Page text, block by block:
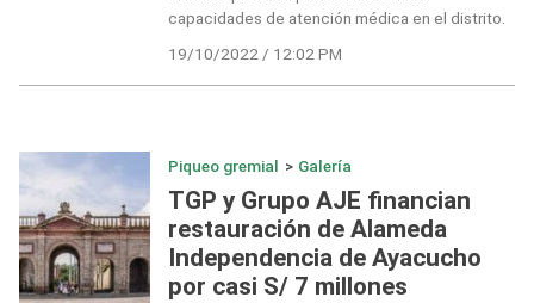
capacidades de atención médica en el distrito.
19/10/2022 / 12:02 PM
Piqueo gremial > Galería
TGP y Grupo AJE financian
restauración de Alameda
Independencia de Ayacucho
por casi S/ 7 millones